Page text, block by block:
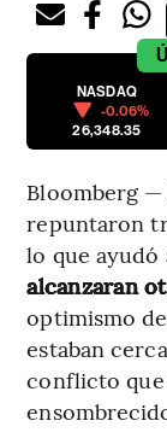
NASDAQ
-0.06%
26,348.35
Bloomberg —
repuntaron
lo que
alcanzaran
optimismo
estaban
conflicto que